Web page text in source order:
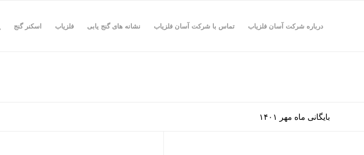
درباره شرکت آسان فلزیاب تماس با شرکت آسان فلزیاب نشانه های گنج یابی فلزیاب اسکنر گنج
بایگانی ماه مهر ۱۴۰۱